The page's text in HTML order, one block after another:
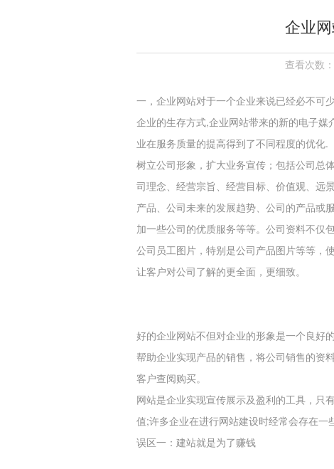
企业
查看次数
一，企业网站对于一个企业来说已经必不可
企业的生存方式,企业网站带来的新的电子
业在服务质量的提高得到了不同程度的优化.
树立公司形象，扩大业务宣传；包括公司总
司理念、经营宗旨、经营目标、价值观、远
产品、公司未来的发展趋势、公司的产品或
加一些公司的优质服务等等。公司资料不仅
公司员工图片，特别是公司产品图片等等，
让客户对公司了解的更全面，更细致。
好的企业网站不但对企业的形象是一个良好
帮助企业实现产品的销售，将公司销售的资
客户查阅购买。
网站是企业实现宣传展示及盈利的工具，只
值;许多企业在进行网站建设时经常会存在一
误区一：建站就是为了赚钱